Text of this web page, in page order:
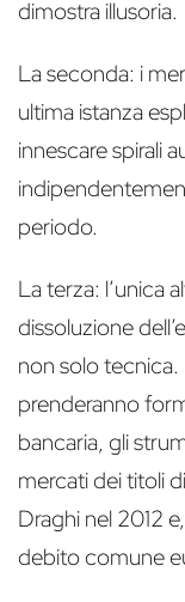
dimostra illusoria.
La seconda: i
ultima istanza
innescare spirali
periodo.
La terza: l’unica
dissoluzione
non solo
prenderanno
bancaria, gli
mercati dei titoli
Draghi nel 2012
debito comune